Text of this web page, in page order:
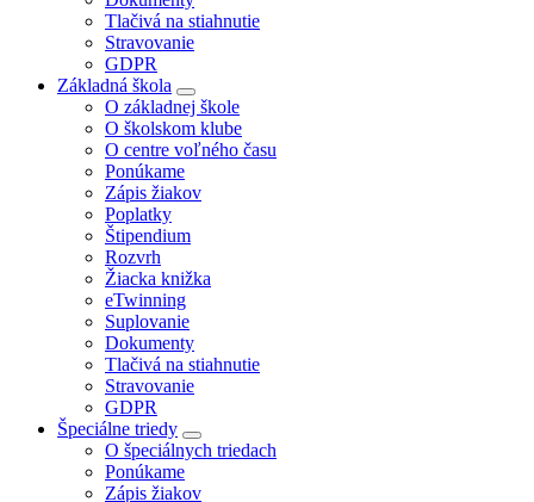
Tlačivá na stiahnutie
Stravovanie
GDPR
Základná škola
O základnej škole
O školskom klube
O centre voľného času
Ponúkame
Zápis žiakov
Poplatky
Štipendium
Rozvrh
Žiacka knižka
eTwinning
Suplovanie
Dokumenty
Tlačivá na stiahnutie
Stravovanie
GDPR
Špeciálne triedy
O špeciálnych triedach
Ponúkame
Zápis žiakov